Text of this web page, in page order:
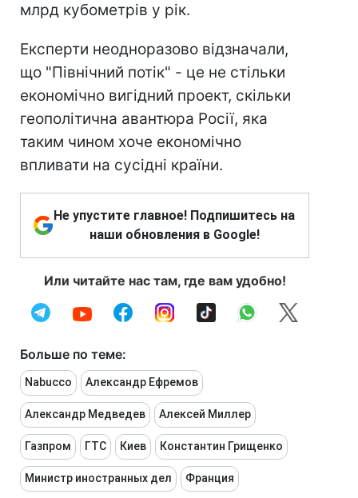
млрд кубометрів у рік.
Експерти неодноразово відзначали,
що "Північний потік" - це не стільки
економічно вигідний проект, скільки
геополітична авантюра Росії, яка
таким чином хоче економічно
впливати на сусідні країни.
Не упустите главное! Подпишитесь на
наши обновления в Google!
Или читайте нас там, где вам удобно!
Больше по теме:
Nabucco Александр Ефремов
Александр Медведев Алексей Миллер
Газпром ГТС Киев Константин Грищенко
Министр иностранных дел Франция